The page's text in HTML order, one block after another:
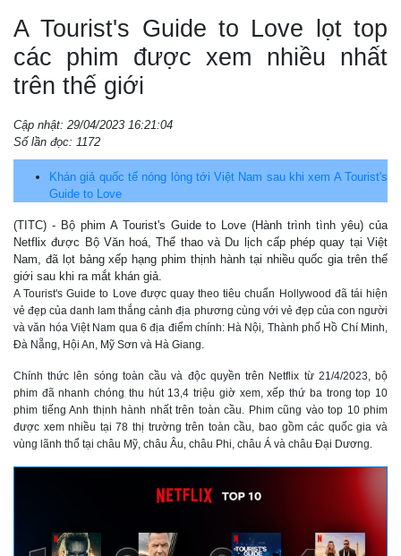
A Tourist's Guide to Love lọt top
các phim được xem nhiều nhất
trên thế giới
Cập nhật: 29/04/2023 16:21:04
Số lần đọc: 1172
Khán giả quốc tế nóng lòng tới Việt Nam sau khi xem A Tourist's
Guide to Love
(TITC) - Bộ phim A Tourist's Guide to Love (Hành trình tình yêu) của
Netflix được Bộ Văn hoá, Thể thao và Du lịch cấp phép quay tại Việt
Nam, đã lọt bảng xếp hạng phim thịnh hành tại nhiều quốc gia trên thế
giới sau khi ra mắt khán giả.
A Tourist's Guide to Love được quay theo tiêu chuẩn Hollywood đã tái hiện
vẻ đẹp của danh lam thắng cảnh địa phương cùng với vẻ đẹp của con người
và văn hóa Việt Nam qua 6 địa điểm chính: Hà Nội, Thành phố Hồ Chí Minh,
Đà Nẵng, Hội An, Mỹ Sơn và Hà Giang.
Chính thức lên sóng toàn cầu và độc quyền trên Netflix từ 21/4/2023, bộ
phim đã nhanh chóng thu hút 13,4 triệu giờ xem, xếp thứ ba trong top 10
phim tiếng Anh thịnh hành nhất trên toàn cầu. Phim cũng vào top 10 phim
được xem nhiều tại 78 thị trường trên toàn cầu, bao gồm các quốc gia và
vùng lãnh thổ tại châu Mỹ, châu Âu, châu Phi, châu Á và châu Đại Dương.